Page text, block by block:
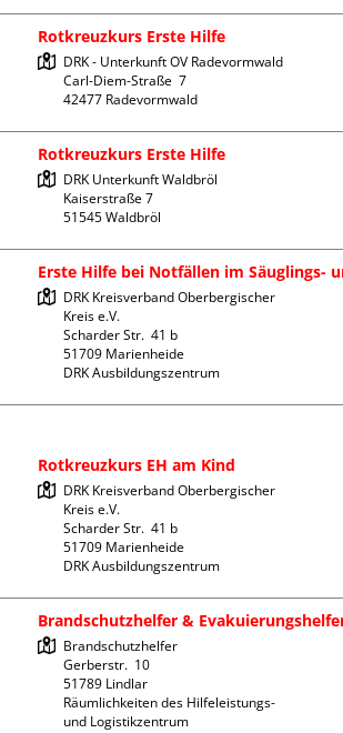
Rotkreuzkurs Erste Hilfe
DRK - Unterkunft OV Radevormwald
Carl-Diem-Straße  7
Rotkreuzkurs Erste Hilfe
DRK Unterkunft Waldbröl
Kaiserstraße 7
Erste Hilfe bei Notfällen im Säuglings-
DRK Kreisverband Oberbergischer
Kreis e.V.
Scharder Str.  41 b
51709 Marienheide
DRK Ausbildungszentrum
Rotkreuzkurs EH am Kind
DRK Kreisverband Oberbergischer
Kreis e.V.
Scharder Str.  41 b
51709 Marienheide
DRK Ausbildungszentrum
Brandschutzhelfer &
Brandschutzhelfer
Gerberstr.  10
51789 Lindlar
Räumlichkeiten des Hilfeleistungs-
und Logistikzentrum